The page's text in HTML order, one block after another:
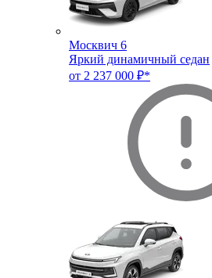
Москвич 6
Яркий динамичный седан
от 2 237 000 ₽*